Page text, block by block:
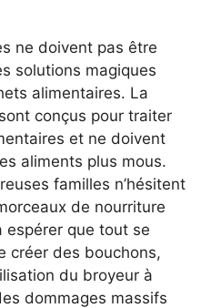
ne doivent pas être
solutions magiques
alimentaires. La
conçus pour traiter
et ne doivent
aliments plus mous.
familles n’hésitent
de nourriture
espérer que tout se
créer des bouchons,
du broyeur à
dommages massifs